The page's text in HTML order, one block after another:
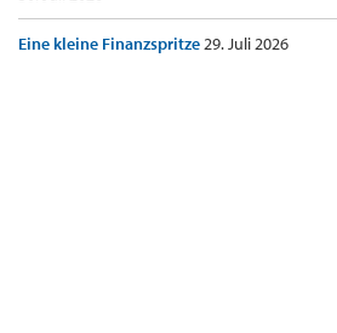
Eine kleine Finanzspritze29. Juli 2026